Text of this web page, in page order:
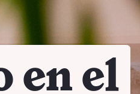
en el